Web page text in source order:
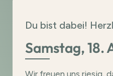
Du bist dabei!
Samstag, 18.
Wir freuen uns riesig,